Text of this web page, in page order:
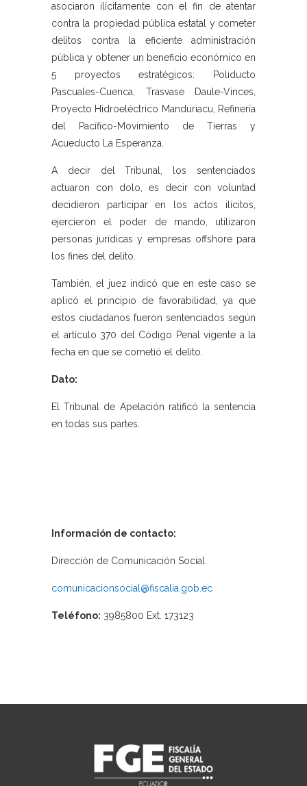
asociaron ilícitamente con el fin de atentar
contra la propiedad pública estatal y cometer
delitos contra la eficiente administración
pública y obtener un beneficio económico en
5 proyectos estratégicos: Poliducto
Pascuales-Cuenca, Trasvase Daule-Vinces,
Proyecto Hidroeléctrico Manduriacu, Refinería
del Pacífico-Movimiento de Tierras y
Acueducto La Esperanza.
A decir del Tribunal, los sentenciados
actuaron con dolo, es decir con voluntad
decidieron participar en los actos ilícitos,
ejercieron el poder de mando, utilizaron
personas jurídicas y empresas offshore para
los fines del delito.
También, el juez indicó que en este caso se
aplicó el principio de favorabilidad, ya que
estos ciudadanos fueron sentenciados según
el artículo 370 del Código Penal vigente a la
fecha en que se cometió el delito.
Dato:
El Tribunal de Apelación ratificó la sentencia
en todas sus partes.
Información de contacto:
Dirección de Comunicación Social
comunicacionsocial@fiscalia.gob.ec
Teléfono: 3985800 Ext. 173123